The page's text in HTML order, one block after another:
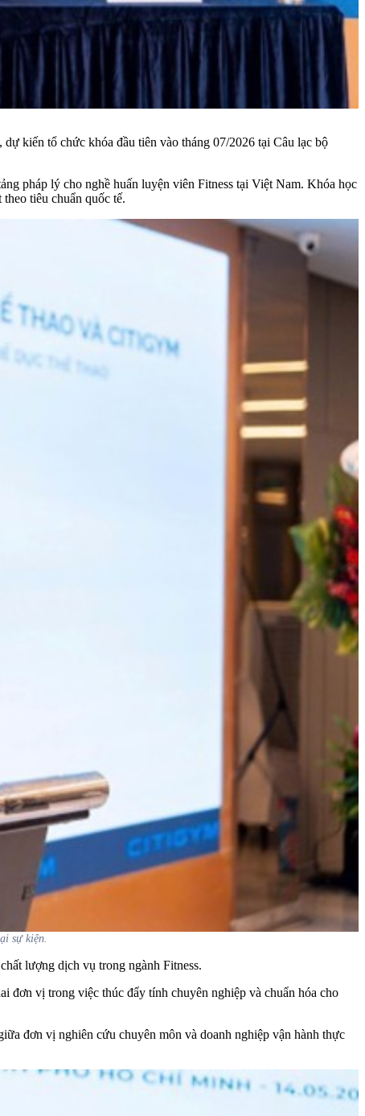
kiến tổ chức khóa đầu tiên vào tháng 07/2026 tại Câu lạc bộ
pháp lý cho nghề huấn luyện viên Fitness tại Việt Nam. Khóa học
tiêu chuẩn quốc tế.
sự kiện.
lượng dịch vụ trong ngành Fitness.
đơn vị trong việc thúc đẩy tính chuyên nghiệp và chuẩn hóa cho
đơn vị nghiên cứu chuyên môn và doanh nghiệp vận hành thực